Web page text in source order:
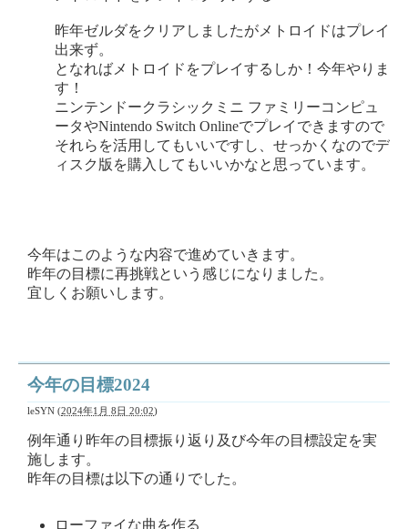
昨年ゼルダをクリアしましたがメトロイドはプレイ
出来ず。
となればメトロイドをプレイするしか！今年やりま
す！
ニンテンドークラシックミニ ファミリーコンピュ
ータやNintendo Switch Onlineでプレイできますので
それらを活用してもいいですし、せっかくなのでデ
ィスク版を購入してもいいかなと思っています。
今年はこのような内容で進めていきます。
昨年の目標に再挑戦という感じになりました。
宜しくお願いします。
今年の目標2024
leSYN (2024年1月 8日 20:02)
例年通り昨年の目標振り返り及び今年の目標設定を実
施します。
昨年の目標は以下の通りでした。
ローファイな曲を作る